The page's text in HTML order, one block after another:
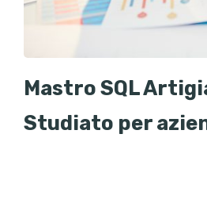
Mastro SQL
Studiato per